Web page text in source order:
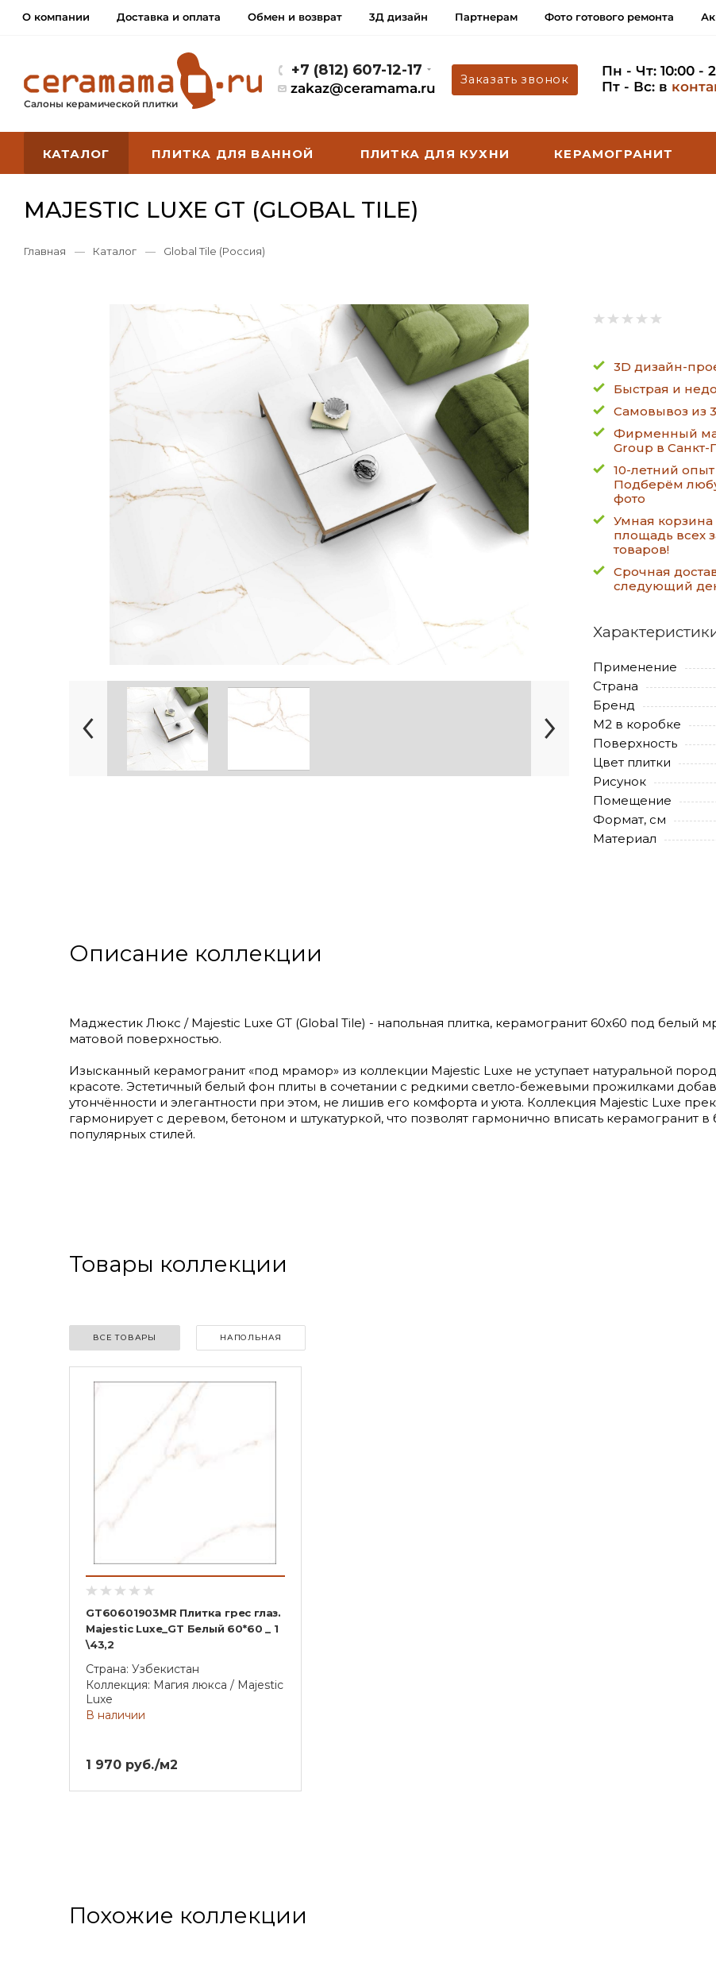
О компании Доставка и оплата Обмен и возврат 3Д дизайн Партнерам Фото готового ремонта
Салоны керамической плитки
+7 (812) 607-12-17
zakaz@ceramama.ru
Заказать звонок
Пн - Чт: 10:00 -
Пт - Вс: в
КАТАЛОГ ПЛИТКА ДЛЯ ВАННОЙ ПЛИТКА ДЛЯ КУХНИ КЕРАМОГРАНИТ
MAJESTIC LUXE GT (GLOBAL TILE)
Главная — Каталог — Global Tile (Россия)
3D дизайн-
Быстрая и
Самовывоз из
Фирменный
Group в Санкт-
10-летний
Подберём
фото
Умная
площадь всех
товаров!
Срочная
следующий
Применение
Страна
Бренд
М2 в коробке
Поверхность
Цвет плитки
Рисунок
Помещение
Формат, см
Материал
Описание коллекции
Маджестик Люкс / Majestic Luxe GT (Global Tile) - напольная плитка, керамогранит 60х60 под белый
матовой поверхностью.
Изысканный керамогранит «под мрамор» из коллекции Majestic Luxe не уступает натуральной
красоте. Эстетичный белый фон плиты в сочетании с редкими светло-бежевыми прожилками
утончённости и элегантности при этом, не лишив его комфорта и уюта. Коллекция Majestic Luxe
гармонирует с деревом, бетоном и штукатуркой, что позволят гармонично вписать керамогранит в
популярных стилей.
Товары коллекции
ВСЕ ТОВАРЫ НАПОЛЬНАЯ
GT60601903MR Плитка грес глаз.
Majestic Luxe_GT Белый 60*60 _ 1
\43,2
Страна: Узбекистан
Коллекция: Магия люкса / Majestic
Luxe
В наличии
1 970 руб./м2
Похожие коллекции